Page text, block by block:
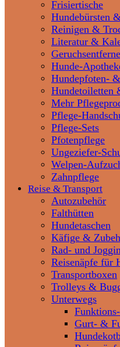
Frisiertische
Hundebürsten
Reinigen &
Literatur &
Hunde-
Hundepfoten-
Hundetoiletten
Mehr
Pflege-
Pflege-Sets
Pfotenpflege
Ungeziefer-
Welpen-
Zahnpflege
Reise & Transport
Autozubehör
Falthütten
Hundetaschen
Käfige &
Rad- und
Reisenäpfe für
Transportboxen
Trolleys &
Unterwegs
Gurt- &